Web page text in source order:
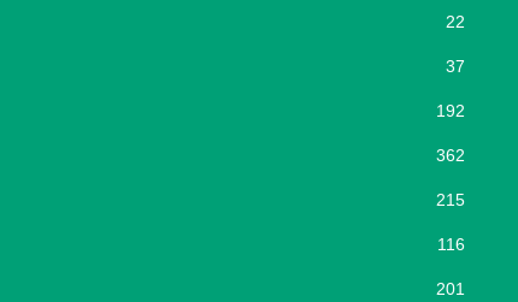
22
37
192
362
215
116
201